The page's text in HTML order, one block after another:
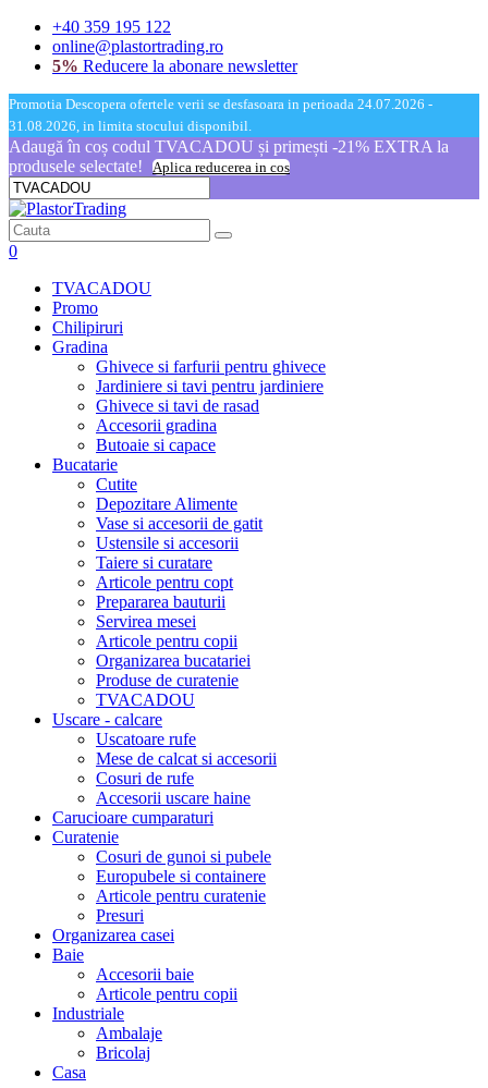
+40 359 195 122
online@plastortrading.ro
5% Reducere la abonare newsletter
Promotia Descopera ofertele verii se desfasoara in perioada 24.07.2026 -
31.08.2026, in limita stocului disponibil.
Adaugă în coș codul TVACADOU și primești -21% EXTRA la
produsele selectate!
Aplica reducerea in cos
0
TVACADOU
Promo
Chilipiruri
Gradina
Ghivece si farfurii pentru ghivece
Jardiniere si tavi pentru jardiniere
Ghivece si tavi de rasad
Accesorii gradina
Butoaie si capace
Bucatarie
Cutite
Depozitare Alimente
Vase si accesorii de gatit
Ustensile si accesorii
Taiere si curatare
Articole pentru copt
Prepararea bauturii
Servirea mesei
Articole pentru copii
Organizarea bucatariei
Produse de curatenie
TVACADOU
Uscare - calcare
Uscatoare rufe
Mese de calcat si accesorii
Cosuri de rufe
Accesorii uscare haine
Carucioare cumparaturi
Curatenie
Cosuri de gunoi si pubele
Europubele si containere
Articole pentru curatenie
Presuri
Organizarea casei
Baie
Accesorii baie
Articole pentru copii
Industriale
Ambalaje
Bricolaj
Casa